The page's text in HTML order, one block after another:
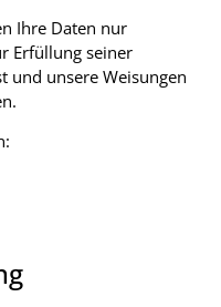
Ihre Daten nur
Erfüllung seiner
und unsere Weisungen